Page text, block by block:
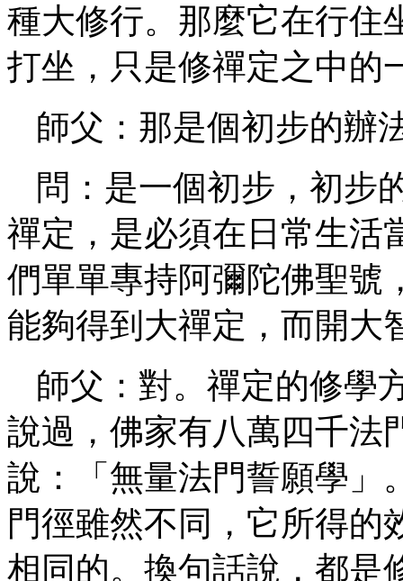
種大修行。那麼它在行住
打坐，只是修禪定之中的
師父：那是個初步的辦
問：是一個初步，初步
禪定，是必須在日常生活
們單單專持阿彌陀佛聖號
能夠得到大禪定，而開大
師父：對。禪定的修學
說過，佛家有八萬四千法
說：「無量法門誓願學」
門徑雖然不同，它所得的
相同的。換句話說，都是